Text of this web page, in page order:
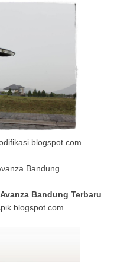
Bandung Terbaru